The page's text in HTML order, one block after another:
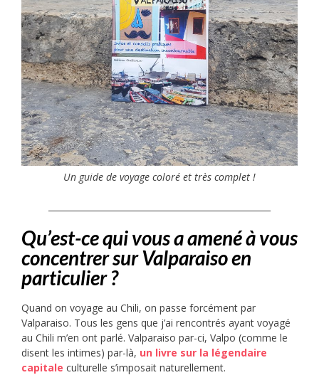
Un guide de voyage coloré et très complet !
Qu’est-ce qui vous a amené à vous
concentrer sur Valparaiso en
particulier ?
Quand on voyage au Chili, on passe forcément par
Valparaiso. Tous les gens que j’ai rencontrés ayant voyagé
au Chili m’en ont parlé. Valparaiso par-ci, Valpo (comme le
disent les intimes) par-là, un livre sur la légendaire
capitale culturelle s’imposait naturellement.